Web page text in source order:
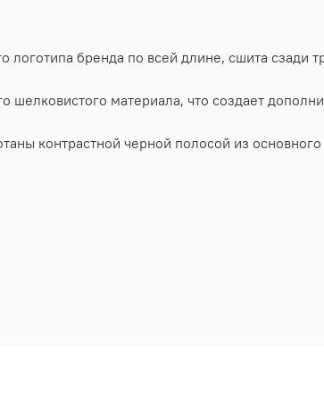
логотипа бренда по всей длине, сшита сзади
материала, что создает
контрастной черной полосой из основного